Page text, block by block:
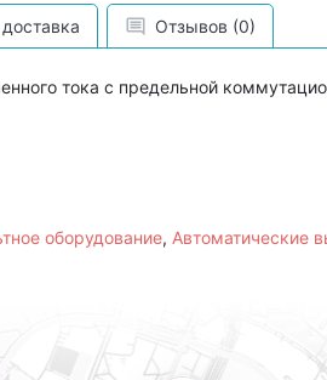
Отзывов (0)
тока с предельной
оборудование, Автоматические